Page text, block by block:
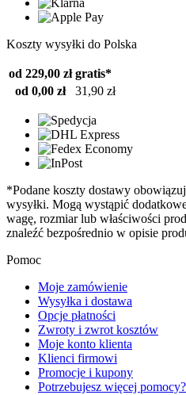
Koszty wysyłki do Polska
od 229,00 zł gratis*
od 0,00 zł
31,90 zł
*Podane koszty dostawy
wysyłki. Mogą wystąpić
wagę, rozmiar lub właściwości
znaleźć bezpośrednio w opisie
Pomoc
Moje zamówienie
Wysyłka i dostawa
Opcje płatności
Zwroty i zwrot kosztów
Moje konto klienta
Klienci firmowi
Promocje i kupony
Potrzebujesz więcej pomocy?